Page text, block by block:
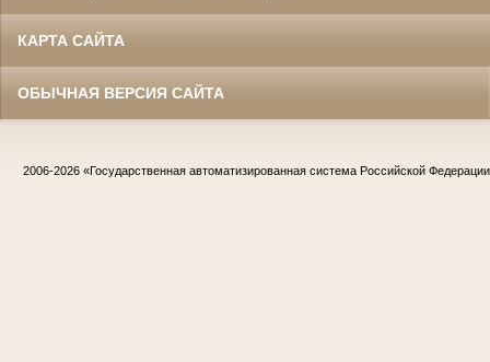
КАРТА САЙТА
ОБЫЧНАЯ ВЕРСИЯ САЙТА
2006-2026 «Государственная автоматизированная система Российской